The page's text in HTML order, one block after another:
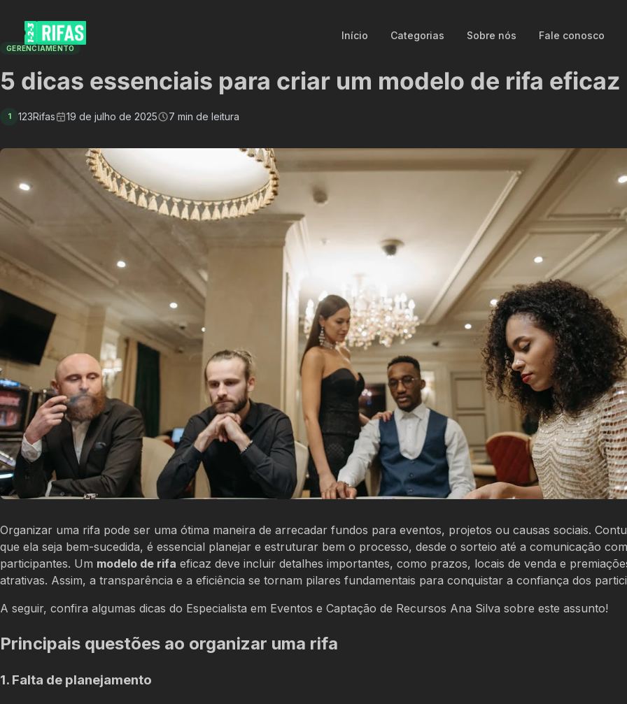
Início Categorias Sobre nós Fale conosco
GERENCIAMENTO
5 dicas essenciais para criar um modelo de rifa eficaz
1 123Rifas 19 de julho de 2025 7 min de leitura
Organizar uma rifa pode ser uma ótima maneira de arrecadar fundos para eventos, projetos ou causas sociais.
que ela seja bem-sucedida, é essencial planejar e estruturar bem o processo, desde o sorteio até a comunicação
participantes. Um modelo de rifa eficaz deve incluir detalhes importantes, como prazos, locais de venda e
atrativas. Assim, a transparência e a eficiência se tornam pilares fundamentais para conquistar a confiança dos
A seguir, confira algumas dicas do Especialista em Eventos e Captação de Recursos Ana Silva sobre este assunto!
Principais questões ao organizar uma rifa
1. Falta de planejamento